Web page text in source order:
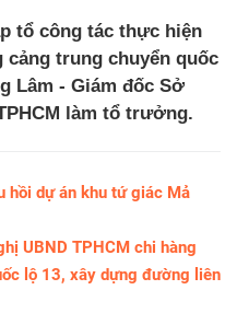
tổ công tác thực hiện
trung chuyển quốc
Lâm - Giám đốc Sở
làm tổ trưởng.
hồi dự án khu tứ giác Mả
UBND TPHCM chi hàng
lộ 13, xây dựng đường liên